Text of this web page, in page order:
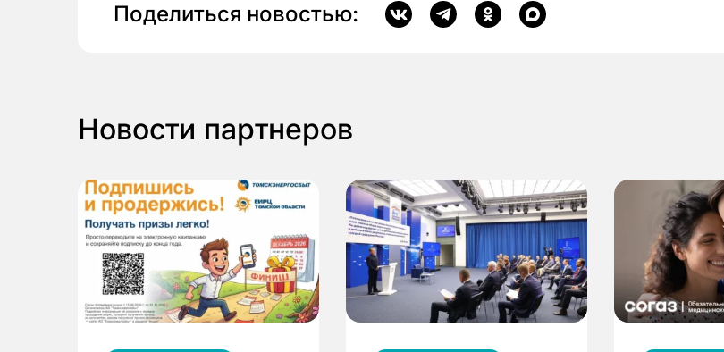
Поделиться новостью:
Новости партнеров